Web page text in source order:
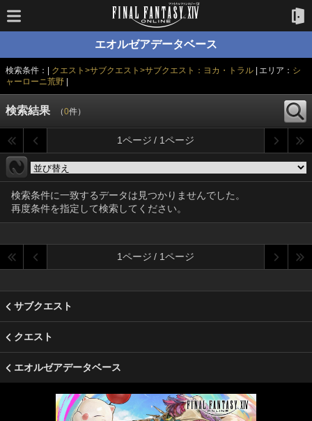
エオルゼアデータベース
検索条件：| クエスト>サブクエスト>サブクエスト：ヨカ・トラル | エリア： シ
ャーローニ荒野|
検索結果 （0件）
1ページ / 1ページ
検索条件に一致するデータは見つかりませんでした。
再度条件を指定して検索してください。
1ページ / 1ページ
サブクエスト
クエスト
エオルゼアデータベース